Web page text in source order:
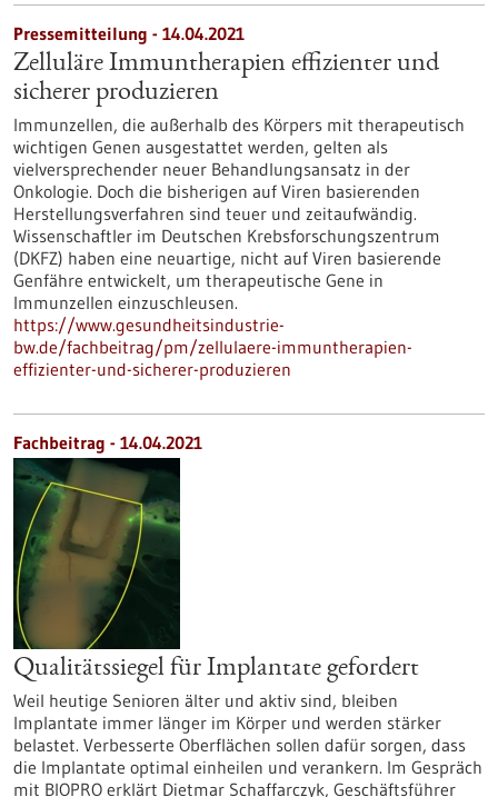
Pressemitteilung - 14.04.2021
Zelluläre Immuntherapien effizienter und
sicherer produzieren
Immunzellen, die außerhalb des Körpers mit therapeutisch
wichtigen Genen ausgestattet werden, gelten als
vielversprechender neuer Behandlungsansatz in der
Onkologie. Doch die bisherigen auf Viren basierenden
Herstellungsverfahren sind teuer und zeitaufwändig.
Wissenschaftler im Deutschen Krebsforschungszentrum
(DKFZ) haben eine neuartige, nicht auf Viren basierende
Genfähre entwickelt, um therapeutische Gene in
Immunzellen einzuschleusen.
https://www.gesundheitsindustrie-
bw.de/fachbeitrag/pm/zellulaere-immuntherapien-
effizienter-und-sicherer-produzieren
Fachbeitrag - 14.04.2021
Qualitätssiegel für Implantate gefordert
Weil heutige Senioren älter und aktiv sind, bleiben
Implantate immer länger im Körper und werden stärker
belastet. Verbesserte Oberflächen sollen dafür sorgen, dass
die Implantate optimal einheilen und verankern. Im Gespräch
mit BIOPRO erklärt Dietmar Schaffarczyk, Geschäftsführer